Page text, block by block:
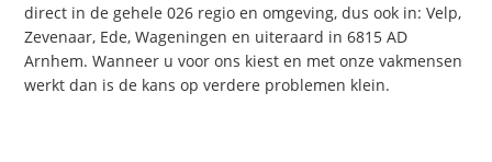
direct in de gehele 026 regio en omgeving, dus ook in: Velp,
Zevenaar, Ede, Wageningen en uiteraard in 6815 AD
Arnhem. Wanneer u voor ons kiest en met onze vakmensen
werkt dan is de kans op verdere problemen klein.